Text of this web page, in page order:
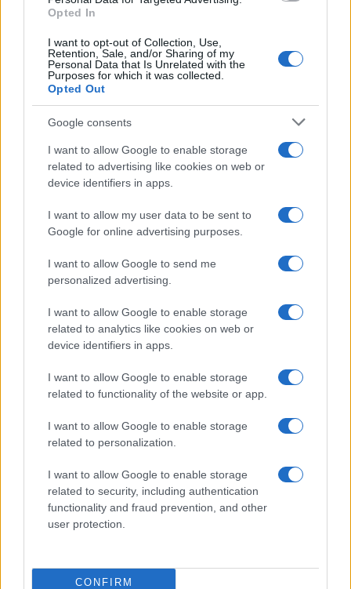
Opted In
I want to opt-out of Collection, Use,
Retention, Sale, and/or Sharing of my
Personal Data that Is Unrelated with the
Purposes for which it was collected.
Opted Out
Google consents
I want to allow Google to enable storage
related to advertising like cookies on web or
device identifiers in apps.
I want to allow my user data to be sent to
Google for online advertising purposes.
I want to allow Google to send me
personalized advertising.
I want to allow Google to enable storage
related to analytics like cookies on web or
device identifiers in apps.
I want to allow Google to enable storage
related to functionality of the website or app.
I want to allow Google to enable storage
related to personalization.
I want to allow Google to enable storage
related to security, including authentication
functionality and fraud prevention, and other
user protection.
CONFIRM
CRIPTOMONEDAS
Jorge Messi fallece a los 68 años: El pilar fundamental de
Lucía Herrera · 9 Ago 2026
Criptomonedas: Guía completa para entender su
funcionamiento y valor en 2026